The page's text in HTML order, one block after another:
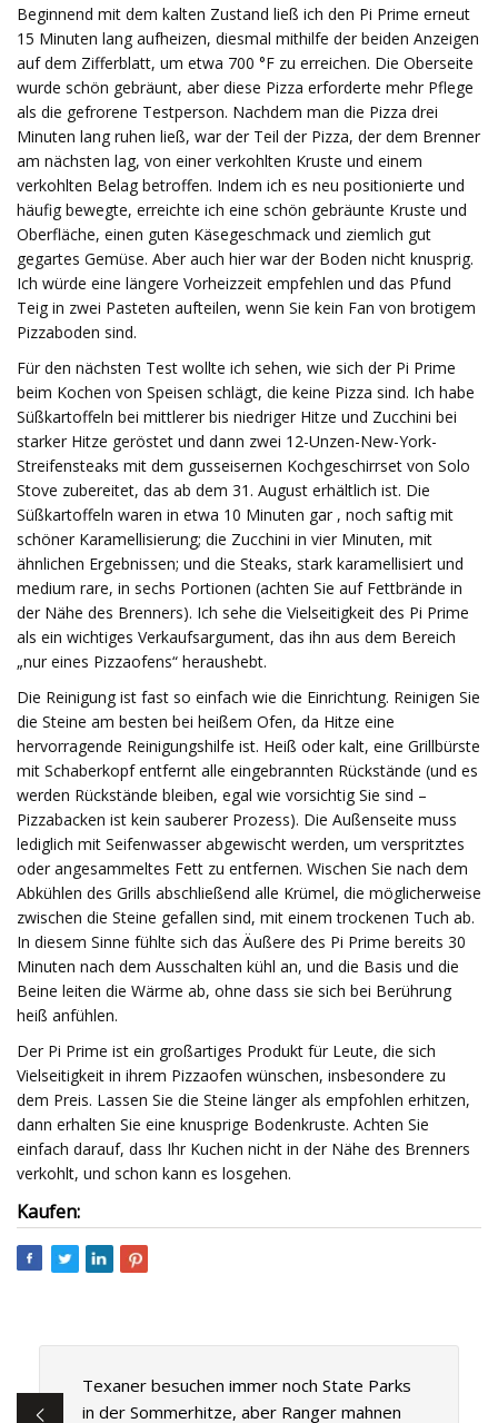
Beginnend mit dem kalten Zustand ließ ich den Pi Prime erneut
15 Minuten lang aufheizen, diesmal mithilfe der beiden Anzeigen
auf dem Zifferblatt, um etwa 700 °F zu erreichen. Die Oberseite
wurde schön gebräunt, aber diese Pizza erforderte mehr Pflege
als die gefrorene Testperson. Nachdem man die Pizza drei
Minuten lang ruhen ließ, war der Teil der Pizza, der dem Brenner
am nächsten lag, von einer verkohlten Kruste und einem
verkohlten Belag betroffen. Indem ich es neu positionierte und
häufig bewegte, erreichte ich eine schön gebräunte Kruste und
Oberfläche, einen guten Käsegeschmack und ziemlich gut
gegartes Gemüse. Aber auch hier war der Boden nicht knusprig.
Ich würde eine längere Vorheizzeit empfehlen und das Pfund
Teig in zwei Pasteten aufteilen, wenn Sie kein Fan von brotigem
Pizzaboden sind.
Für den nächsten Test wollte ich sehen, wie sich der Pi Prime
beim Kochen von Speisen schlägt, die keine Pizza sind. Ich habe
Süßkartoffeln bei mittlerer bis niedriger Hitze und Zucchini bei
starker Hitze geröstet und dann zwei 12-Unzen-New-York-
Streifensteaks mit dem gusseisernen Kochgeschirrset von Solo
Stove zubereitet, das ab dem 31. August erhältlich ist. Die
Süßkartoffeln waren in etwa 10 Minuten gar , noch saftig mit
schöner Karamellisierung; die Zucchini in vier Minuten, mit
ähnlichen Ergebnissen; und die Steaks, stark karamellisiert und
medium rare, in sechs Portionen (achten Sie auf Fettbrände in
der Nähe des Brenners). Ich sehe die Vielseitigkeit des Pi Prime
als ein wichtiges Verkaufsargument, das ihn aus dem Bereich
„nur eines Pizzaofens“ heraushebt.
Die Reinigung ist fast so einfach wie die Einrichtung. Reinigen Sie
die Steine ​​am besten bei heißem Ofen, da Hitze eine
hervorragende Reinigungshilfe ist. Heiß oder kalt, eine Grillbürste
mit Schaberkopf entfernt alle eingebrannten Rückstände (und es
werden Rückstände bleiben, egal wie vorsichtig Sie sind –
Pizzabacken ist kein sauberer Prozess). Die Außenseite muss
lediglich mit Seifenwasser abgewischt werden, um verspritztes
oder angesammeltes Fett zu entfernen. Wischen Sie nach dem
Abkühlen des Grills abschließend alle Krümel, die möglicherweise
zwischen die Steine ​​gefallen sind, mit einem trockenen Tuch ab.
In diesem Sinne fühlte sich das Äußere des Pi Prime bereits 30
Minuten nach dem Ausschalten kühl an, und die Basis und die
Beine leiten die Wärme ab, ohne dass sie sich bei Berührung
heiß anfühlen.
Der Pi Prime ist ein großartiges Produkt für Leute, die sich
Vielseitigkeit in ihrem Pizzaofen wünschen, insbesondere zu
dem Preis. Lassen Sie die Steine ​​länger als empfohlen erhitzen,
dann erhalten Sie eine knusprige Bodenkruste. Achten Sie
einfach darauf, dass Ihr Kuchen nicht in der Nähe des Brenners
verkohlt, und schon kann es losgehen.
Kaufen:
Texaner besuchen immer noch State Parks
in der Sommerhitze, aber Ranger mahnen